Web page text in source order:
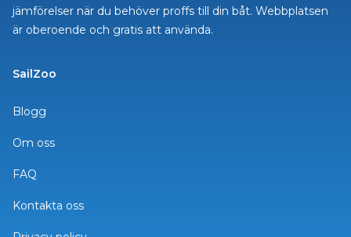
jämförelser när du behöver proffs till din båt. Webbplatsen
är oberoende och gratis att använda.
SailZoo
Blogg
Om oss
FAQ
Kontakta oss